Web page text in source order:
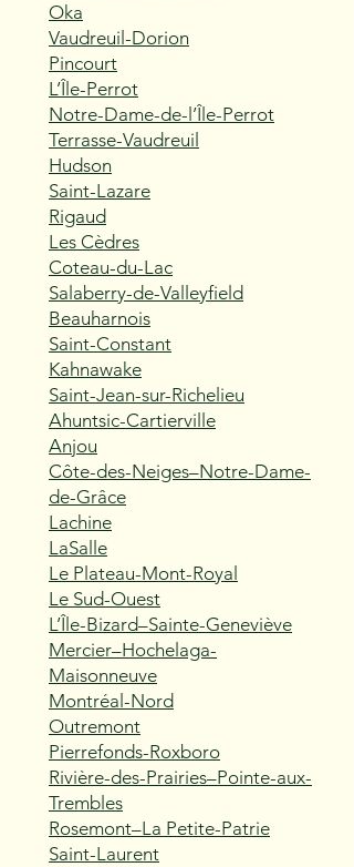
Oka
Vaudreuil-Dorion
Pincourt
L’Île-Perrot
Notre-Dame-de-l’Île-Perrot
Terrasse-Vaudreuil
Hudson
Saint-Lazare
Rigaud
Les Cèdres
Coteau-du-Lac
Salaberry-de-Valleyfield
Beauharnois
Saint-Constant
Kahnawake
Saint-Jean-sur-Richelieu
Ahuntsic-Cartierville
Anjou
Côte-des-Neiges–Notre-Dame-
de-Grâce
Lachine
LaSalle
Le Plateau-Mont-Royal
Le Sud-Ouest
L’Île-Bizard–Sainte-Geneviève
Mercier–Hochelaga-
Maisonneuve
Montréal-Nord
Outremont
Pierrefonds-Roxboro
Rivière-des-Prairies–Pointe-aux-
Trembles
Rosemont–La Petite-Patrie
Saint-Laurent